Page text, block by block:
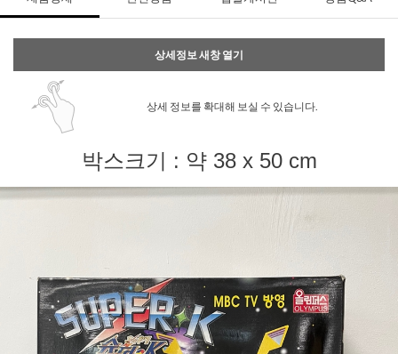
상세정보 새창 열기
상세 정보를 확대해 보실 수 있습니다.
박스크기 : 약 38 x 50 cm